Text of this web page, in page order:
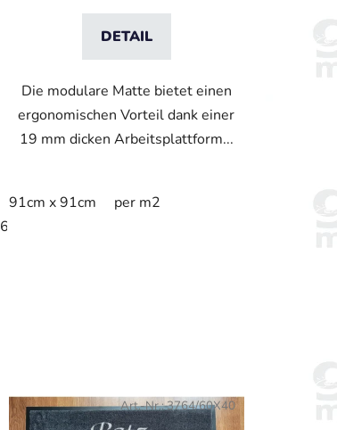
65cm x 90cm
DETAIL
Die modulare Matte bietet einen
ergonomischen Vorteil dank einer
19 mm dicken Arbeitsplattform...
91cm x 91cm per m2
Art.-Nr.:3764/60X40